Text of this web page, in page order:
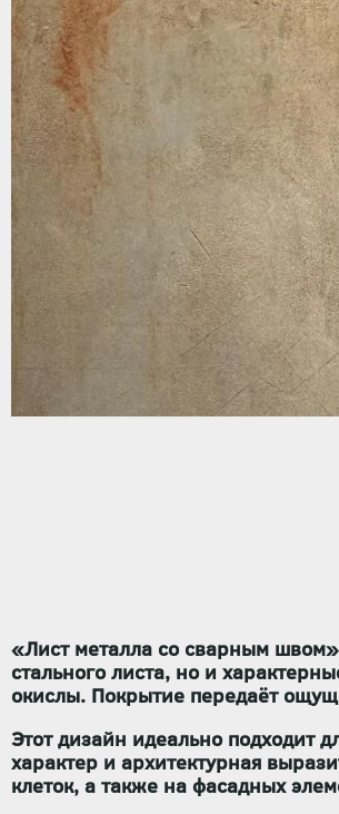
«Лист металла со сварным
стального листа, но и
окислы. Покрытие передаёт
Этот дизайн идеально подходит
характер и архитектурная
клеток, а также на фасадных